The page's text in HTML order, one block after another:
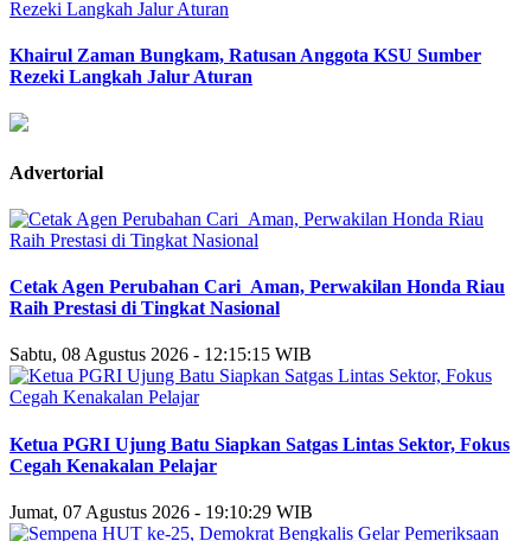
Khairul Zaman Bungkam, Ratusan Anggota KSU Sumber
Rezeki Langkah Jalur Aturan
Advertorial
Cetak Agen Perubahan Cari_Aman, Perwakilan Honda Riau
Raih Prestasi di Tingkat Nasional
Sabtu, 08 Agustus 2026 - 12:15:15 WIB
Ketua PGRI Ujung Batu Siapkan Satgas Lintas Sektor, Fokus
Cegah Kenakalan Pelajar
Jumat, 07 Agustus 2026 - 19:10:29 WIB